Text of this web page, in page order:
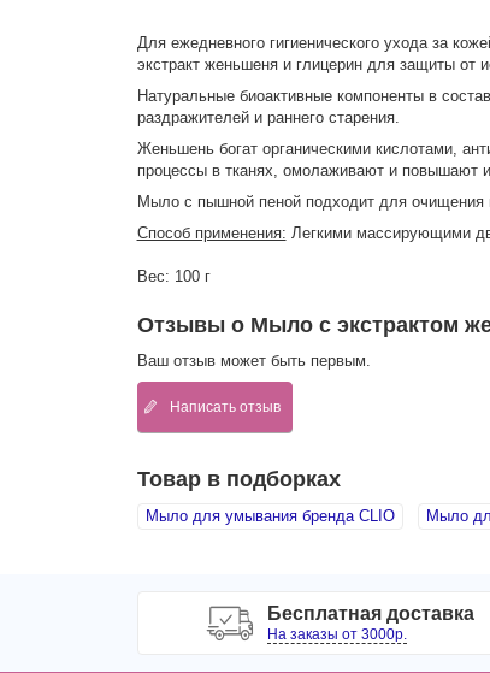
Для ежедневного гигиенического ухода за
экстракт женьшеня и глицерин для защиты от
Натуральные биоактивные компоненты в
раздражителей и раннего старения.
Женьшень богат органическими кислотами,
процессы в тканях, омолаживают и повышают
Мыло с пышной пеной подходит для очищения
Способ применения: Легкими массирующими
Вес: 100 г
Отзывы о Мыло с экстрактом
Ваш отзыв может быть первым.
Написать отзыв
Товар в подборках
Мыло для умывания бренда CLIO Мыло
Бесплатная доставка
На заказы от 3000р.